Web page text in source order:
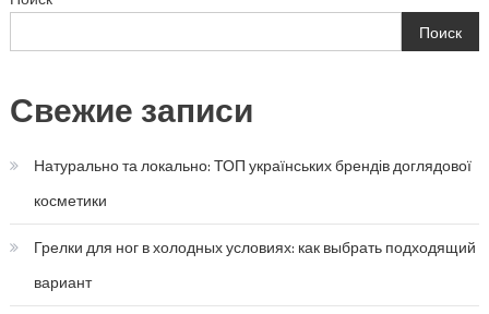
Поиск
Свежие записи
Натурально та локально: ТОП українських брендів доглядової
косметики
Грелки для ног в холодных условиях: как выбрать подходящий
вариант